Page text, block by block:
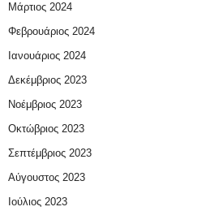
Μάρτιος 2024
Φεβρουάριος 2024
Ιανουάριος 2024
Δεκέμβριος 2023
Νοέμβριος 2023
Οκτώβριος 2023
Σεπτέμβριος 2023
Αύγουστος 2023
Ιούλιος 2023